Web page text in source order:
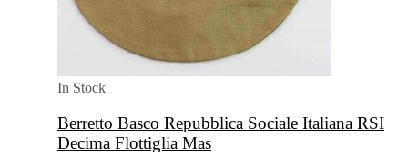
In Stock
Berretto Basco Repubblica Sociale Italiana RSI
Decima Flottiglia Mas